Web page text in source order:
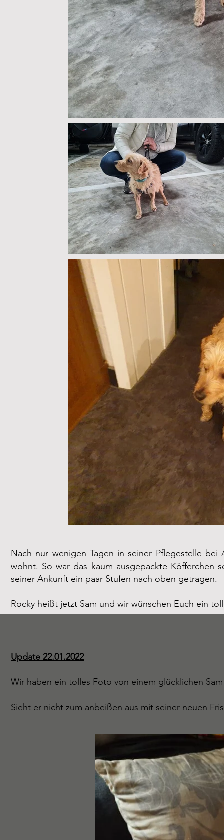
Nach nur wenigen Tagen in seiner Pflegestelle
wohnt. So war das kaum ausgepackte Köfferchen
seiner Ankunft ein paar Stufen nach oben getragen.
Rocky heißt jetzt Sam und wir wünschen Euch ein
Update 22.01.2022
Wir haben ein tolles Foto von einem glücklichen
Sieht er nicht zum anbeißen aus mit seiner neuen